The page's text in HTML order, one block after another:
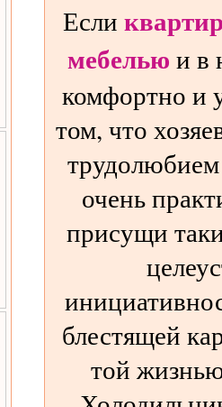
Если
мебелью и в
комфортно и
том, что
очень
присущи
блестящей
той